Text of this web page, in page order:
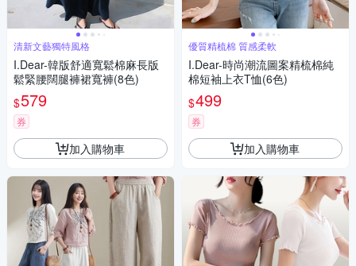
清新文藝獨特風格
I.Dear-韓版舒適寬鬆棉麻長版
鬆緊腰闊腿褲裙寬褲(8色)
$579
券
加入購物車
優質精梳棉 質感柔軟
I.Dear-時尚潮流圖案精梳棉純
棉短袖上衣T恤(6色)
$499
券
加入購物車